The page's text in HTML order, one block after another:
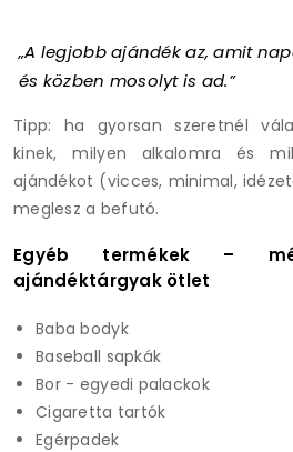
„A legjobb ajándék az, amit
és közben mosolyt is ad.”
Tipp: ha gyorsan szeretnél
kinek, milyen alkalomra és
ajándékot (vicces, minimal,
meglesz a befutó.
Egyéb termékek –
ajándéktárgyak ötlet
Baba bodyk
Baseball sapkák
Bor - egyedi palackok
Cigaretta tartók
Egérpadek